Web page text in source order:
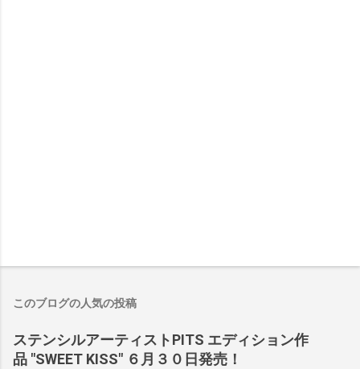
このブログの人気の投稿
ステンシルアーティストPITS エディション作
品 "SWEET KISS" ６月３０日発売！